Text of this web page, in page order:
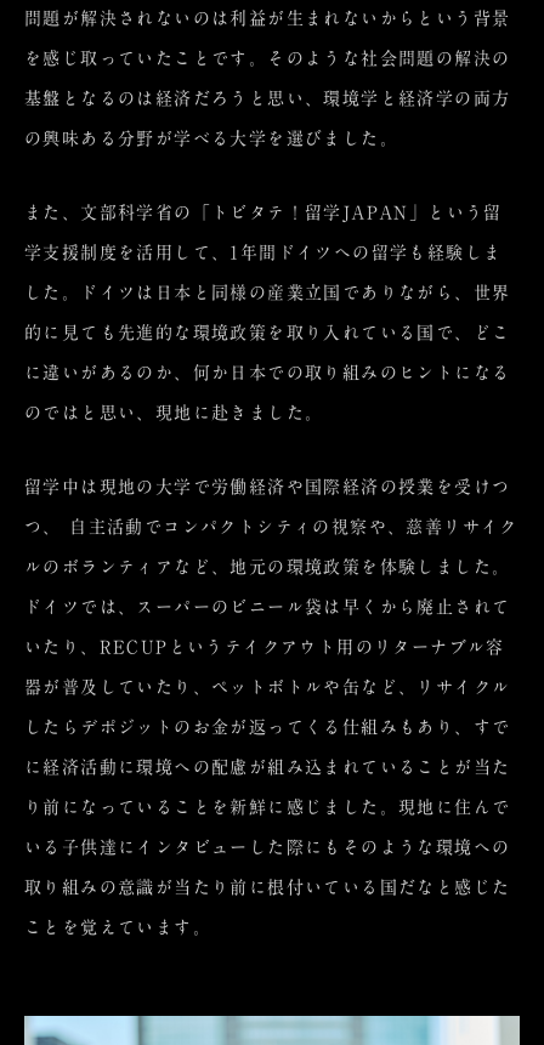
問題が解決されないのは利益が生まれないからという背景
を感じ取っていたことです。そのような社会問題の解決の
基盤となるのは経済だろうと思い、環境学と経済学の両方
の興味ある分野が学べる大学を選びました。
また、文部科学省の「トビタテ！留学JAPAN」という留
学支援制度を活用して、1年間ドイツへの留学も経験しま
した。ドイツは日本と同様の産業立国でありながら、世界
的に見ても先進的な環境政策を取り入れている国で、どこ
に違いがあるのか、何か日本での取り組みのヒントになる
のではと思い、現地に赴きました。
留学中は現地の大学で労働経済や国際経済の授業を受けつ
つ、 自主活動でコンパクトシティの視察や、慈善リサイク
ルのボランティアなど、地元の環境政策を体験しました。
ドイツでは、スーパーのビニール袋は早くから廃止されて
いたり、RECUPというテイクアウト用のリターナブル容
器が普及していたり、ペットボトルや缶など、リサイクル
したらデポジットのお金が返ってくる仕組みもあり、すで
に経済活動に環境への配慮が組み込まれていることが当た
り前になっていることを新鮮に感じました。現地に住んで
いる子供達にインタビューした際にもそのような環境への
取り組みの意識が当たり前に根付いている国だなと感じた
ことを覚えています。